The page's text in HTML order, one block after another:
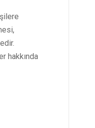
hakkında